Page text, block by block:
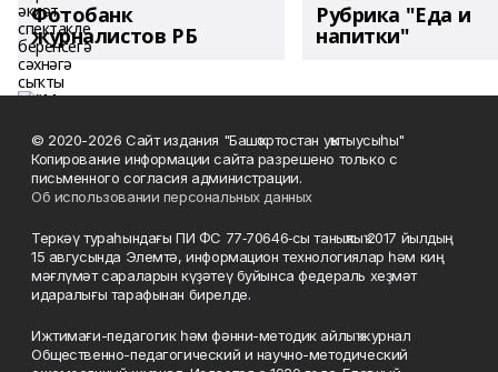
Фотобанк
журналистов РБ
Рубрика "Еда и
напитки"
© 2020-2026 Сайт издания "Башҡортостан уҡытыусыһы"
Копирование информации сайта разрешено только с
письменного согласия администрации.
Об использовании персональных данных
Теркәү тураһындағы ПИ ФС 77‑70646‑сы таныҡлыҡ 2017 йылдың
15 авгусында Элемтә, информацион технологиялар һәм киң
мәғлүмәт сараларын күҙәтеү буйынса федераль хеҙмәт
идаралығы тарафынан бирелде.
Ижтимағи-педагогик һәм фәнни-методик айлыҡ журнал
Общественно-педагогический и научно-методический